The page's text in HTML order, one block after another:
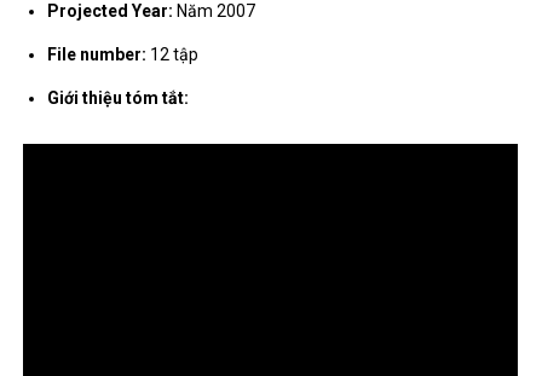
Projected Year: Năm 2007
File number: 12 tập
Giới thiệu tóm tắt: